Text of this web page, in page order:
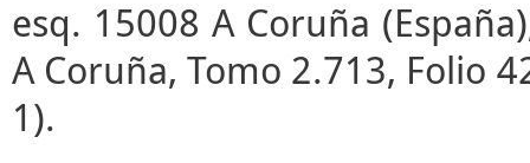
esq. 15008 A Coruña
A Coruña, Tomo 2.713, Folio
1).